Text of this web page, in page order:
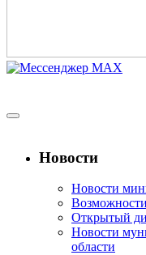
Новости
Новости
Возможности
Открытый
Новости
области